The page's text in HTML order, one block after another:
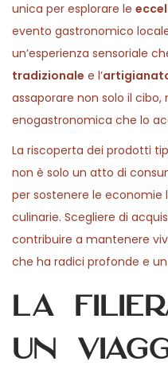
unica per esplorare le
evento gastronomico
un’esperienza sensoriale
tradizionale e l’
assaporare non solo il cibo,
enogastronomica che lo
La riscoperta dei prodotti
non è solo un atto di
per sostenere le economie
culinarie. Scegliere di
contribuire a mantenere
che ha radici profonde e
La
un